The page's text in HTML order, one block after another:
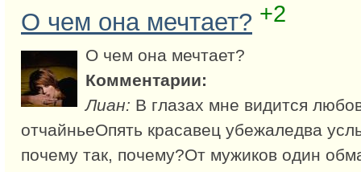
О чем она мечтает? +2
О чем она мечтает?
Комментарии:
Лиан: В глазах мне видится
отчайньеОпять красавец убежаледва
почему так, почему?От мужиков один